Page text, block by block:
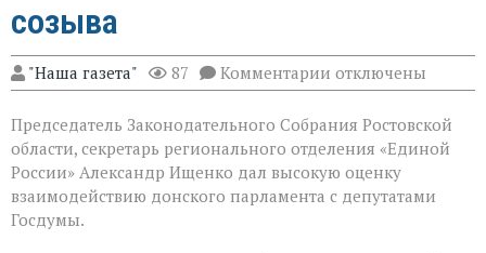
созыва
"Наша газета" 87 Комментарии к
записи
Государственной
Думе
состоялось
заключительное
отключены
Председатель Законодательного Собрания Ростовской
области, секретарь регионального отделения «Единой
России» Александр Ищенко дал высокую оценку
взаимодействию донского парламента с депутатами
Госдумы.